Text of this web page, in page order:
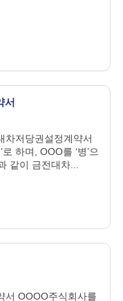
서
차저당권설정계약서
하며, OOO를 ‘병’으
같이 금전대차...
서 OOOO주식회사를